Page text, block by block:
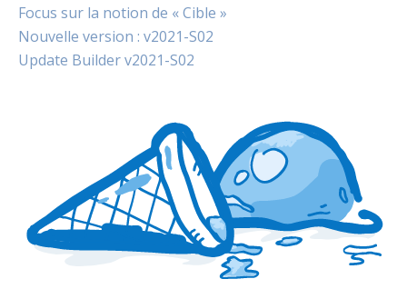
Focus sur la notion de « Cible »
Nouvelle version : v2021-S02
Update Builder v2021-S02